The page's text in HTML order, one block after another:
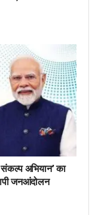
अभियान’ का
जनआंदोलन